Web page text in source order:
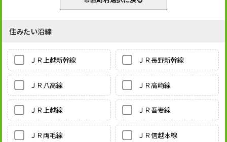
住みたい沿線
ＪＲ上越新幹線 ＪＲ長野新幹線
ＪＲ八高線 ＪＲ高崎線
ＪＲ上越線 ＪＲ吾妻線
ＪＲ両毛線 ＪＲ信越本線